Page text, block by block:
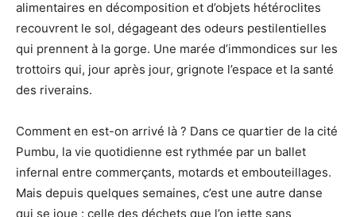
alimentaires en décomposition et d’objets hétéroclites
recouvrent le sol, dégageant des odeurs pestilentielles
qui prennent à la gorge. Une marée d’immondices sur les
trottoirs qui, jour après jour, grignote l’espace et la santé
des riverains.
Comment en est-on arrivé là ? Dans ce quartier de la cité
Pumbu, la vie quotidienne est rythmée par un ballet
infernal entre commerçants, motards et embouteillages.
Mais depuis quelques semaines, c’est une autre danse
qui se joue : celle des déchets que l’on jette sans